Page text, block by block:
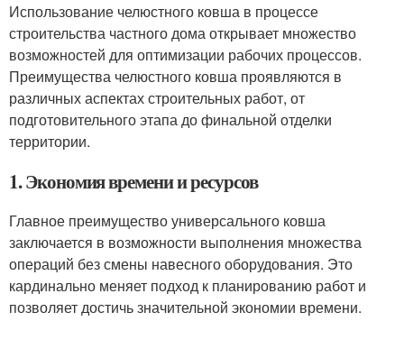
Использование челюстного ковша в процессе
строительства частного дома открывает множество
возможностей для оптимизации рабочих процессов.
Преимущества челюстного ковша проявляются в
различных аспектах строительных работ, от
подготовительного этапа до финальной отделки
территории.
1. Экономия времени и ресурсов
Главное преимущество универсального ковша
заключается в возможности выполнения множества
операций без смены навесного оборудования. Это
кардинально меняет подход к планированию работ и
позволяет достичь значительной экономии времени.